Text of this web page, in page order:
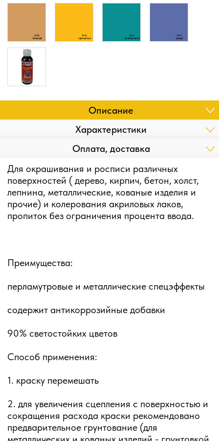
Описание
Характеристики
Оплата, доставка
Для окрашивания и росписи различных
поверхностей ( дерево, кирпич, бетон, холст,
лепнина, металлические, кованые изделия и
прочие) и колерования акриловых лаков,
пропиток без ограничения процента ввода.
Преимущества:
перламутровые и металлические спецэффекты
содержит антикоррозийные добавки
90% светостойких цветов
Способ применения:
1. краску перемешать
2. для увеличения сцепления с поверхностью и
сокращения расхода краски рекомендовано
предварительное грунтование (для